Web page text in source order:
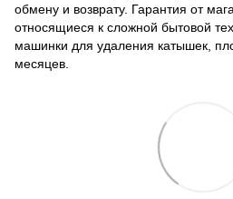
обмену и возврату. Гарантия от
относящиеся к сложной бытовой
машинки для удаления катышек,
месяцев.